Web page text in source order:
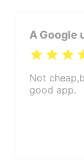
A Google
Not
good app.